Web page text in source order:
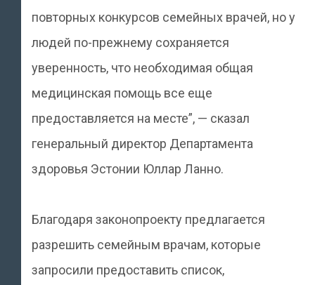
повторных конкурсов семейных врачей, но у
людей по-прежнему сохраняется
уверенность, что необходимая общая
медицинская помощь все еще
предоставляется на месте”, — сказал
генеральный директор Департамента
здоровья Эстонии Юллар Ланно.
Благодаря законопроекту предлагается
разрешить семейным врачам, которые
запросили предоставить список,